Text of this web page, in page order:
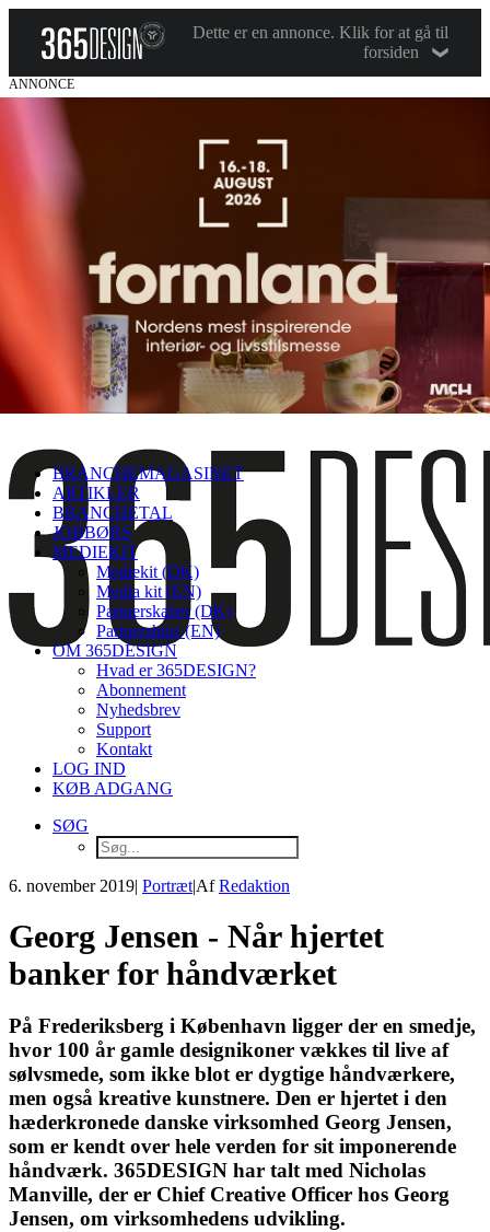
Dette er en annonce. Klik for at gå til
forsiden
ANNONCE
BRANCHEMAGASINET
ARTIKLER
BRANCHETAL
JOBBØRS
MEDIEKIT
Mediekit (DK)
Media kit (EN)
Partnerskaber (DK)
Partnerships (EN)
OM 365DESIGN
Hvad er 365DESIGN?
Abonnement
Nyhedsbrev
Support
Kontakt
LOG IND
KØB ADGANG
SØG
6. november 2019| Portræt|AfRedaktion
Georg Jensen - Når hjertet
banker for håndværket
På Frederiksberg i København ligger der en smedje,
hvor 100 år gamle designikoner vækkes til live af
sølvsmede, som ikke blot er dygtige håndværkere,
men også kreative kunstnere. Den er hjertet i den
hæderkronede danske virksomhed Georg Jensen,
som er kendt over hele verden for sit imponerende
håndværk. 365DESIGN har talt med Nicholas
Manville, der er Chief Creative Officer hos Georg
Jensen, om virksomhedens udvikling.